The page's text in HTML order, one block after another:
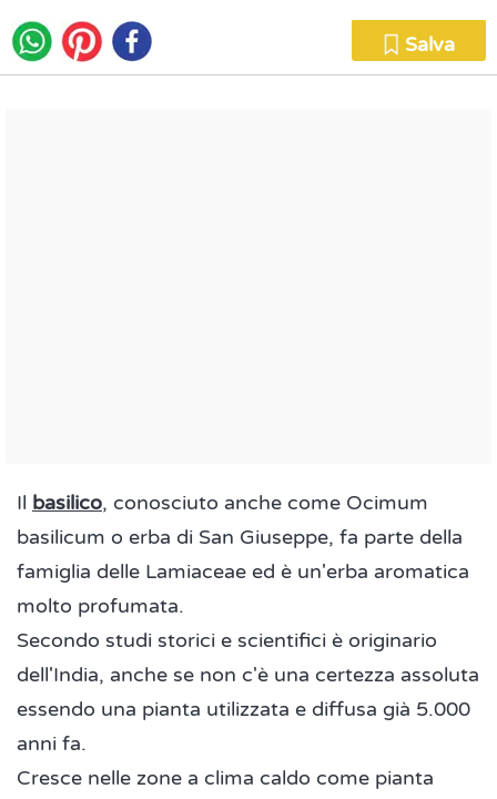
Salva
Il basilico, conosciuto anche come Ocimum
basilicum o erba di San Giuseppe, fa parte della
famiglia delle Lamiaceae ed è un'erba aromatica
molto profumata.
Secondo studi storici e scientifici è originario
dell'India, anche se non c'è una certezza assoluta
essendo una pianta utilizzata e diffusa già 5.000
anni fa.
Cresce nelle zone a clima caldo come pianta